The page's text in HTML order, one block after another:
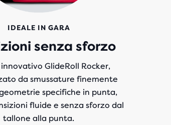
IDEALE IN GARA
senza sforzo
GlideRoll Rocker,
da smussature finemente
specifiche in punta,
fluide e senza sforzo dal
tallone alla punta.